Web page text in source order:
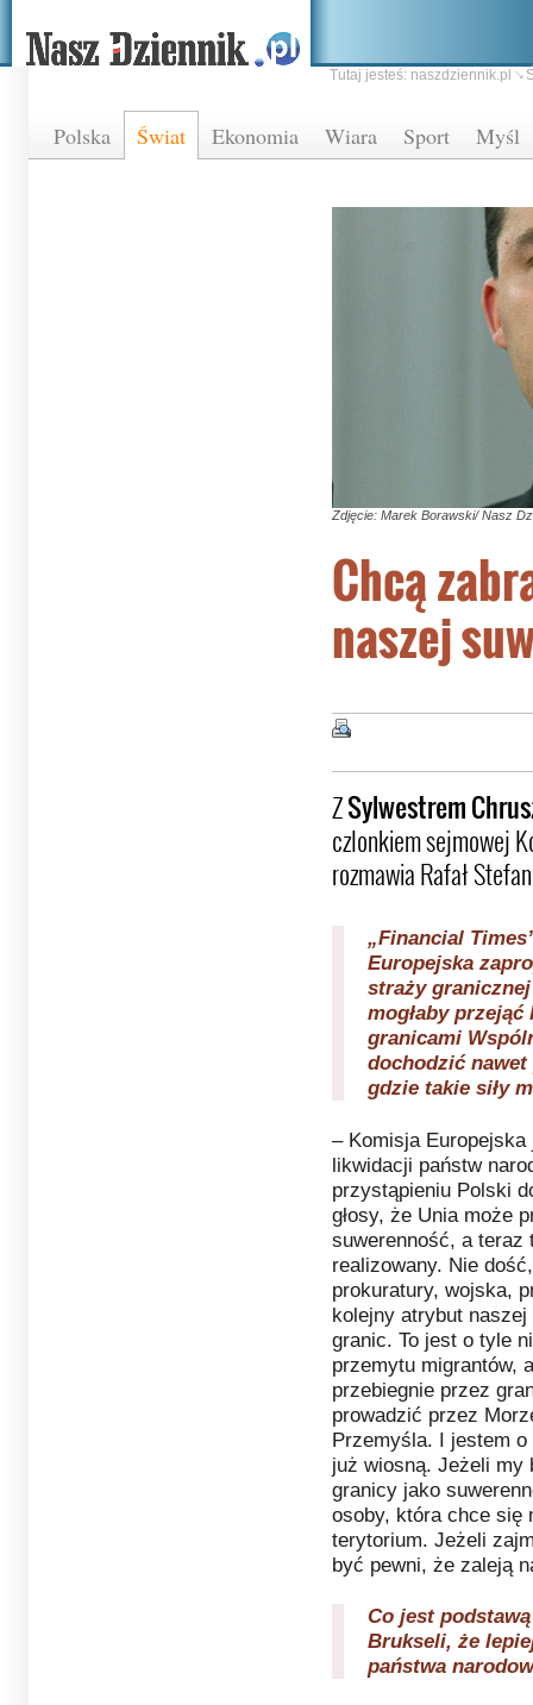
Polska Świat Ekonomia Wiara Sport Myśl
Tutaj jesteś: naszdziennik.pl
Zdjęcie: Marek Borawski/ Nasz
Chcą
naszej
ZSylwestrem
czlonkiem sejmowej
rozmawia Rafał
„Financial
Europejska
straży
mogłaby
granicami
dochodzić
gdzie takie siły
– Komisja Europejska
likwidacji państw
przystąpieniu Polski
głosy, że Unia może
suwerenność, a
realizowany. Nie
prokuratury, wojska,
kolejny atrybut
granic. To jest o tyle
przemytu migrantów,
przebiegnie przez
prowadzić przez
Przemyśla. I jestem
już wiosną. Jeżeli my
granicy jako
osoby, która chce się
terytorium. Jeżeli
być pewni, że zaleją
Co jest
Brukseli, że
państwa